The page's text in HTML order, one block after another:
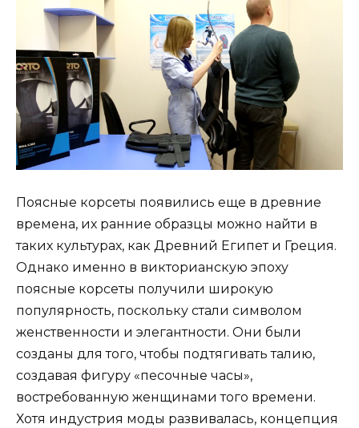
Поясные корсеты появились еще в древние
времена, их ранние образцы можно найти в
таких культурах, как Древний Египет и Греция.
Однако именно в викторианскую эпоху
поясные корсеты получили широкую
популярность, поскольку стали символом
женственности и элегантности. Они были
созданы для того, чтобы подтягивать талию,
создавая фигуру «песочные часы»,
востребованную женщинами того времени.
Хотя индустрия моды развивалась, концепция